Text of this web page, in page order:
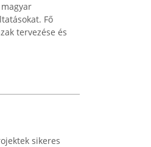
Fő
tervezése és
sikeres